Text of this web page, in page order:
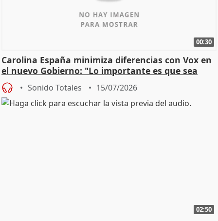
00:30
Carolina España minimiza diferencias con Vox en
el nuevo Gobierno: "Lo importante es que sea
una leg
Sonido Totales 15/07/2026
02:50